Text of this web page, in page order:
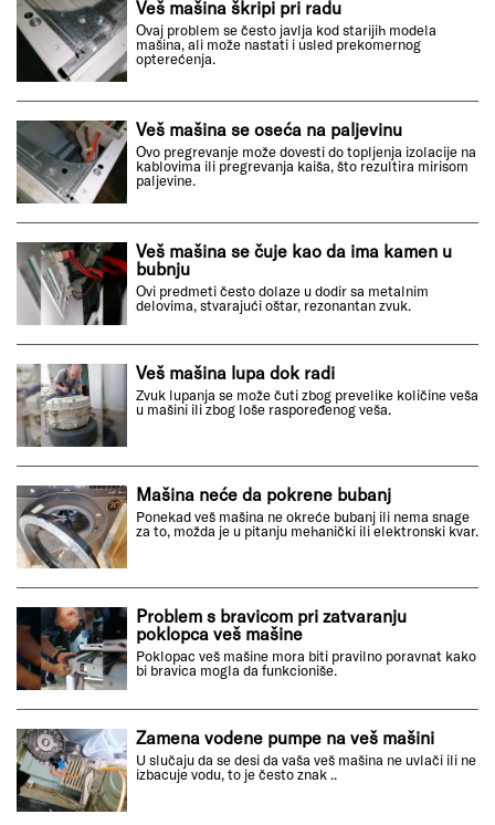
Veš mašina škripi pri radu
Ovaj problem se često javlja kod starijih modela
mašina, ali može nastati i usled prekomernog
opterećenja.
Veš mašina se oseća na paljevinu
Ovo pregrevanje može dovesti do topljenja izolacije na
kablovima ili pregrevanja kaiša, što rezultira mirisom
paljevine.
Veš mašina se čuje kao da ima kamen u
bubnju
Ovi predmeti često dolaze u dodir sa metalnim
delovima, stvarajući oštar, rezonantan zvuk.
Veš mašina lupa dok radi
Zvuk lupanja se može čuti zbog prevelike količine veša
u mašini ili zbog loše raspoređenog veša.
Mašina neće da pokrene bubanj
Ponekad veš mašina ne okreće bubanj ili nema snage
za to, možda je u pitanju mehanički ili elektronski kvar.
Problem s bravicom pri zatvaranju
poklopca veš mašine
Poklopac veš mašine mora biti pravilno poravnat kako
bi bravica mogla da funkcioniše.
Zamena vodene pumpe na veš mašini
U slučaju da se desi da vaša veš mašina ne uvlači ili ne
izbacuje vodu, to je često znak ..